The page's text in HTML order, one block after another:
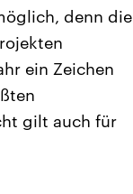
denn die
ein Zeichen
gilt auch für